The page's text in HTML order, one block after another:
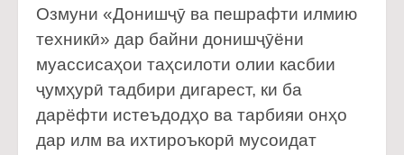
Озмуни «Донишҷӯ ва пешрафти илмию
техникӣ» дар байни донишҷӯёни
муассисаҳои таҳсилоти олии касбии
ҷумҳурӣ тадбири дигарест, ки ба
дарёфти истеъдодҳо ва тарбияи онҳо
дар илм ва ихтироъкорӣ мусоидат